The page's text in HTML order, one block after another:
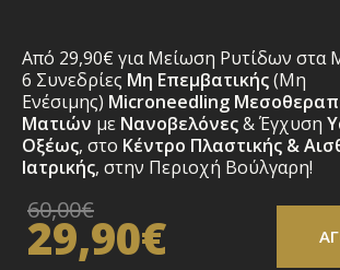
Από 29,90€ γιαΜείωση Ρυτίδων στα
6 Συνεδρίες Μη Επεμβατικής(Μη
Ενέσιμης) Microneedling
Ματιών με Νανοβελόνες& Έγχυση
Οξέως, στο Κέντρο Πλαστικής &
Ιατρικής, στην Περιοχή Βούλγαρη!
60,00€
29,90€